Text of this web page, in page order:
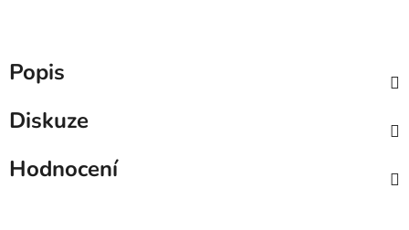
Popis
Diskuze
Hodnocení